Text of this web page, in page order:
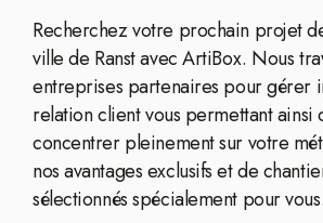
Recherchez votre prochain projet
ville de Ranst avec ArtiBox. Nous
entreprises partenaires pour gérer
relation client vous permettant ainsi
concentrer pleinement sur votre
nos avantages exclusifs et de
sélectionnés spécialement pour vous.